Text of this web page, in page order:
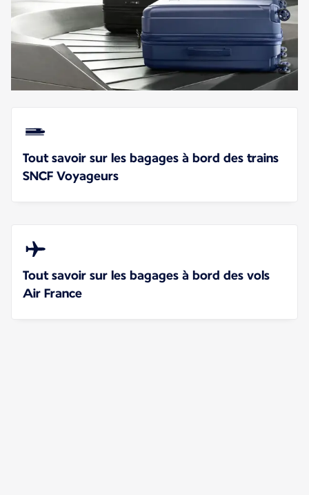
Tout savoir sur les bagages à bord des trains
SNCF Voyageurs
Tout savoir sur les bagages à bord des vols
Air France